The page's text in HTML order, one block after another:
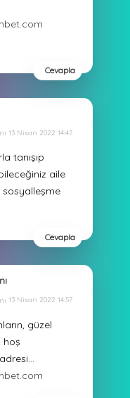
Cevapla
13 Nisan 2022 14:47
tanışıp
aile
sosyalleşme
Cevapla
13 Nisan 2022 14:57
güzel
hoş